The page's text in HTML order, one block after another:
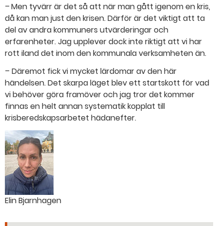
– Men tyvärr är det så att när man gått igenom en kris,
då kan man just den krisen. Därför är det viktigt att ta
del av andra kommuners utvärderingar och
erfarenheter. Jag upplever dock inte riktigt att vi har
rott iland det inom den kommunala verksamheten än.
– Däremot fick vi mycket lärdomar av den här
händelsen. Det skarpa läget blev ett startskott för vad
vi behöver göra framöver och jag tror det kommer
finnas en helt annan systematik kopplat till
krisberedskapsarbetet hädanefter.
Elin Bjarnhagen